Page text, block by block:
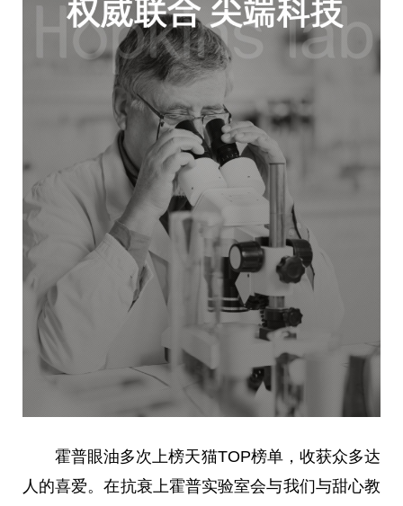
霍普眼油多次上榜天猫TOP榜单，收获众多达
人的喜爱。在抗衰上霍普实验室会与我们与甜心教